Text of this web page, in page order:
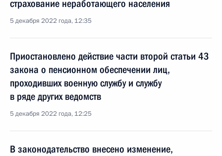
страхование неработающего населения
5 декабря 2022 года, 12:35
Приостановлено действие части второй статьи 43
закона о пенсионном обеспечении лиц,
проходивших военную службу и службу
в ряде других ведомств
5 декабря 2022 года, 12:25
В законодательство внесено изменение,